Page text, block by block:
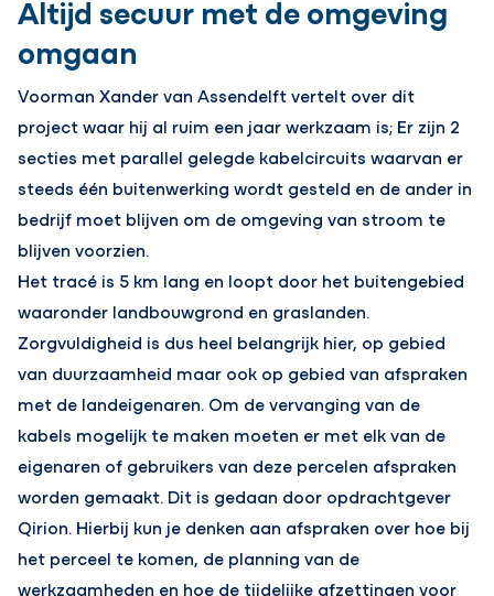
Altijd secuur met de omgeving
omgaan
Voorman Xander van Assendelft vertelt over dit
project waar hij al ruim een jaar werkzaam is; Er zijn 2
secties met parallel gelegde kabelcircuits waarvan er
steeds één buitenwerking wordt gesteld en de ander in
bedrijf moet blijven om de omgeving van stroom te
blijven voorzien.
Het tracé is 5 km lang en loopt door het buitengebied
waaronder landbouwgrond en graslanden.
Zorgvuldigheid is dus heel belangrijk hier, op gebied
van duurzaamheid maar ook op gebied van afspraken
met de landeigenaren. Om de vervanging van de
kabels mogelijk te maken moeten er met elk van de
eigenaren of gebruikers van deze percelen afspraken
worden gemaakt. Dit is gedaan door opdrachtgever
Qirion. Hierbij kun je denken aan afspraken over hoe bij
het perceel te komen, de planning van de
werkzaamheden en hoe de tijdelijke afzettingen voor